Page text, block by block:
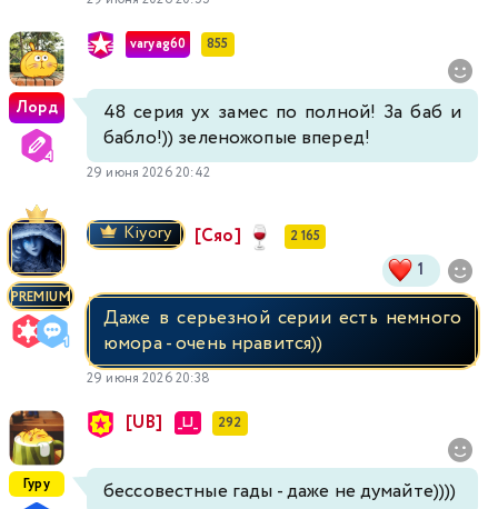
Лорд
varyag60 855
48 серия ух замес по полной! За баб и
бабло!)) зеленожопые вперед!
29 июня 2026 20:42
PREMIUM
Kiyory [Сяо] 2 165
1
Даже в серьезной серии есть немного
юмора - очень нравится))
29 июня 2026 20:38
Гуру
[UB] _LJ_ 292
бессовестные гады - даже не думайте))))